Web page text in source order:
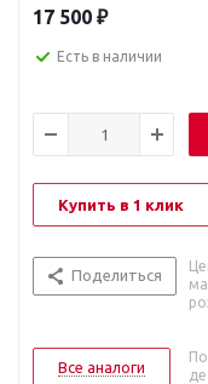
17 500 ₽
Есть в наличии
Купить в 1 клик
Поделиться
Все аналоги